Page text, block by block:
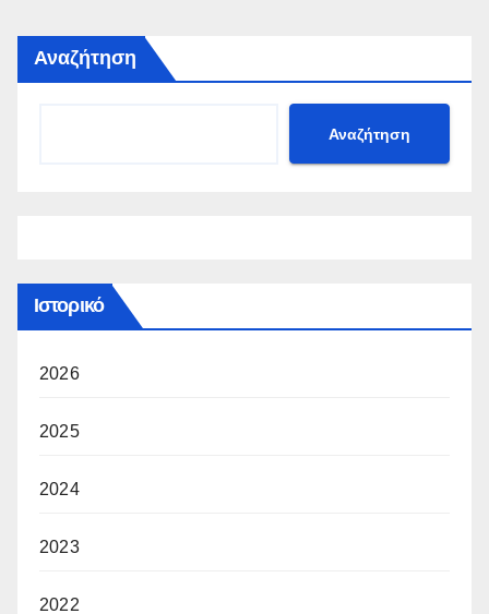
Αναζήτηση
Αναζήτηση
Ιστορικό
2026
2025
2024
2023
2022